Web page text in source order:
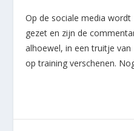
Op de sociale media
gezet en zijn de
alhoewel, in een truitje van
op training verschenen.